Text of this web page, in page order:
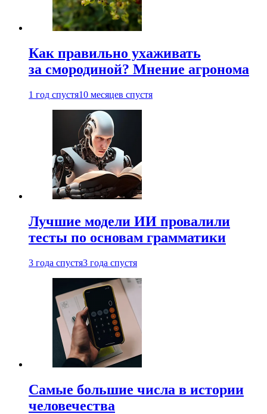
Как правильно ухаживать
за смородиной? Мнение агронома
1 год спустя10 месяцев спустя
Лучшие модели ИИ провалили
тесты по основам грамматики
3 года спустя3 года спустя
Самые большие числа в истории
человечества